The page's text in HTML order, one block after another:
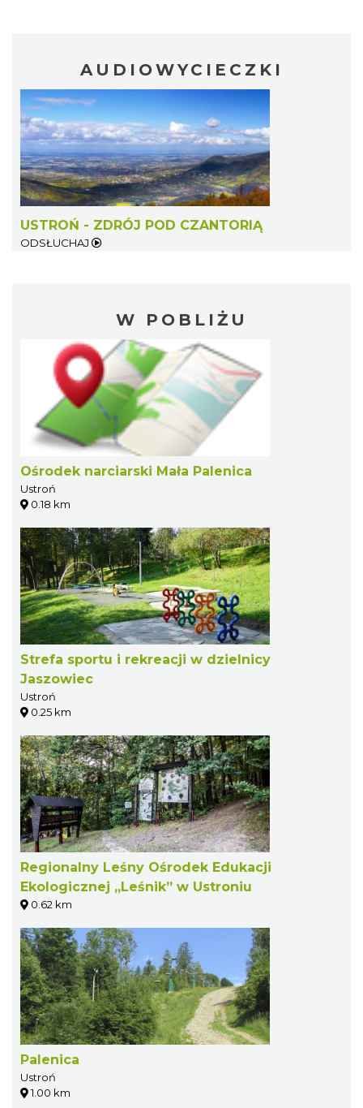
AUDIOWYCIECZKI
USTROŃ - ZDRÓJ POD CZANTORIĄ
ODSŁUCHAJ
W POBLIŻU
Ośrodek narciarski Mała Palenica
Ustroń
0.18 km
Strefa sportu i rekreacji w dzielnicy
Jaszowiec
Ustroń
0.25 km
Regionalny Leśny Ośrodek Edukacji
Ekologicznej „Leśnik” w Ustroniu
0.62 km
Palenica
Ustroń
1.00 km